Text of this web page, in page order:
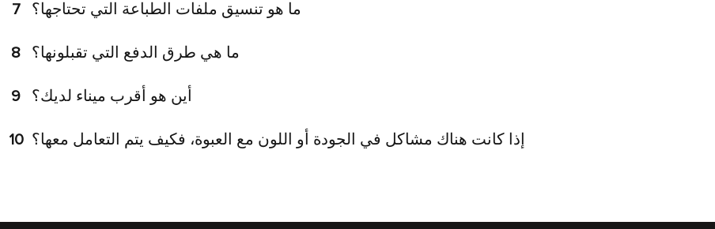
7 ما هو تنسيق ملفات الطباعة التي تحتاجها؟
8 ما هي طرق الدفع التي تقبلونها؟
9 أين هو أقرب ميناء لديك؟
10 إذا كانت هناك مشاكل في الجودة أو اللون مع العبوة، فكيف يتم التعامل معها؟